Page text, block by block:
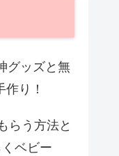
グッズと無
り！
らう方法と
ベビー